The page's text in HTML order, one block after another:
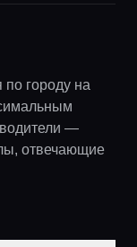
городу на
—
отвечающие